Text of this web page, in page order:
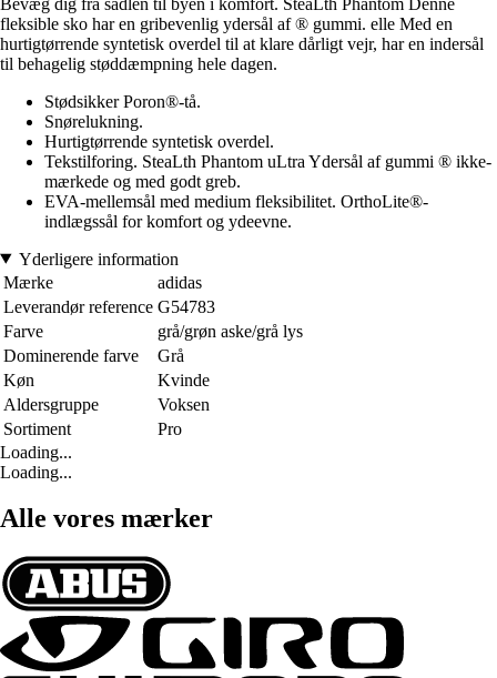
fleksible sko har en gribevenlig ydersål af ® gummi. elle Med en
hurtigtørrende syntetisk overdel til at klare dårligt vejr, har en indersål
til behagelig støddæmpning hele dagen.
Stødsikker Poron®-tå.
Snørelukning.
Hurtigtørrende syntetisk overdel.
Tekstilforing. SteaLth Phantom uLtra Ydersål af gummi ® ikke-
mærkede og med godt greb.
EVA-mellemsål med medium fleksibilitet. OrthoLite®-
indlægssål for komfort og ydeevne.
Yderligere information
Mærke
adidas
Leverandør reference G54783
Farve
grå/grøn aske/grå lys
Dominerende farve
Grå
Køn
Kvinde
Aldersgruppe
Voksen
Sortiment
Pro
Loading...
Loading...
Alle vores mærker